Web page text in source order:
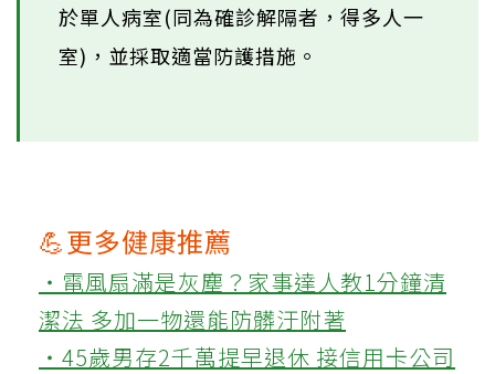
於單人病室(同為確診解隔者，得多人一
室)，並採取適當防護措施。
💪更多健康推薦
‧電風扇滿是灰塵？家事達人教1分鐘清
潔法 多加一物還能防髒汙附著
‧45歲男存2千萬提早退休 接信用卡公司